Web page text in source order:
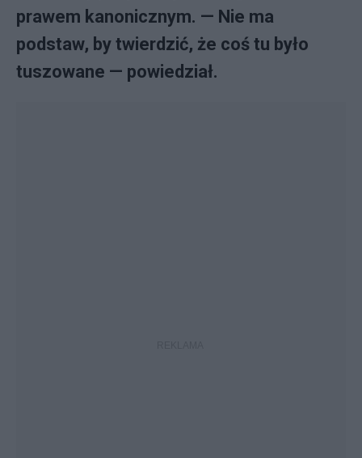
prawem kanonicznym. — Nie ma
podstaw, by twierdzić, że coś tu było
tuszowane — powiedział.